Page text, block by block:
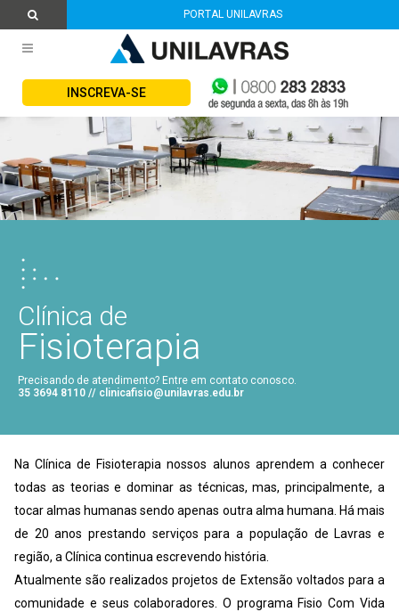
PORTAL UNILAVRAS
INSCREVA-SE
Clínica de
Fisioterapia
Precisando de atendimento? Entre em contato conosco.
35 3694 8110 // clinicafisio@unilavras.edu.br
Na Clínica de Fisioterapia nossos alunos aprendem a conhecer
todas as teorias e dominar as técnicas, mas, principalmente, a
tocar almas humanas sendo apenas outra alma humana. Há mais
de 20 anos prestando serviços para a população de Lavras e
região, a Clínica continua escrevendo história.
Atualmente são realizados projetos de Extensão voltados para a
comunidade e seus colaboradores. O programa Fisio Com Vida